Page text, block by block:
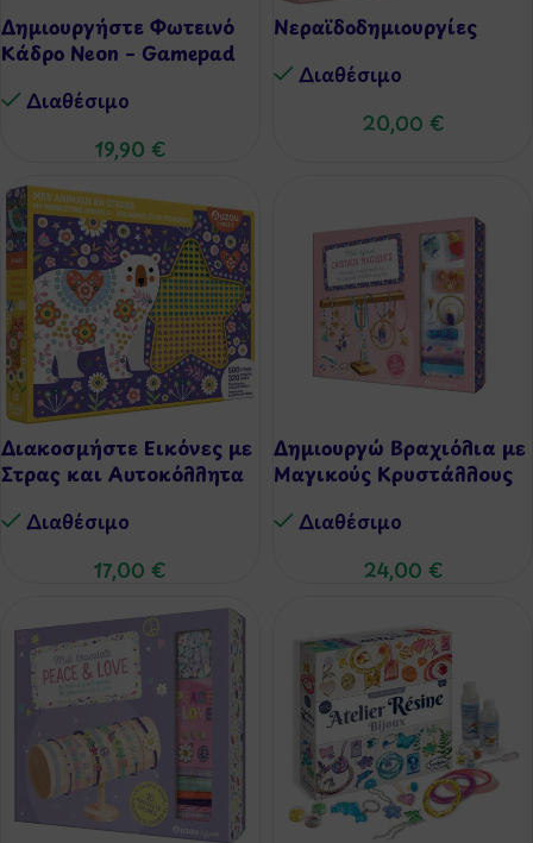
Δημιουργήστε Φωτεινό
Κάδρο Neon – Gamepad
Διαθέσιμo
19,90 €
Νεραϊδοδημιουργίες
Διαθέσιμo
20,00 €
Διακοσμήστε Εικόνες με
Στρας και Αυτοκόλλητα
Διαθέσιμo
17,00 €
Δημιουργώ Βραχιόλια με
Μαγικούς Κρυστάλλους
Διαθέσιμo
24,00 €